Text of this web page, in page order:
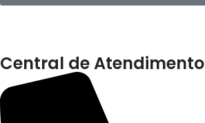
Central de Atendimento